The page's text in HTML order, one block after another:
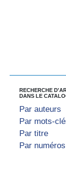
RECHERCHE
DANS LE
Par auteurs
Par mots-
Par titre
Par numéros